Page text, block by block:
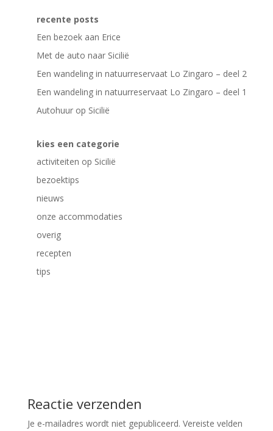
recente posts
Een bezoek aan Erice
Met de auto naar Sicilië
Een wandeling in natuurreservaat Lo Zingaro – deel 2
Een wandeling in natuurreservaat Lo Zingaro – deel 1
Autohuur op Sicilië
kies een categorie
activiteiten op Sicilië
bezoektips
nieuws
onze accommodaties
overig
recepten
tips
Reactie verzenden
Je e-mailadres wordt niet gepubliceerd. Vereiste velden